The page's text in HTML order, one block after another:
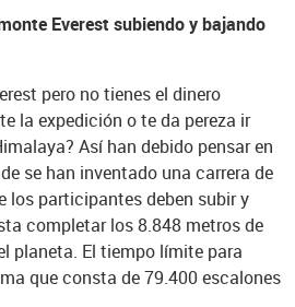
Everest subiendo y bajando
pero no tienes el dinero
la expedición o te da pereza ir
Así han debido pensar en
se han inventado una carrera de
los participantes deben subir y
completar los 8.848 metros de
planeta. El tiempo límite para
que consta de 79.400 escalones